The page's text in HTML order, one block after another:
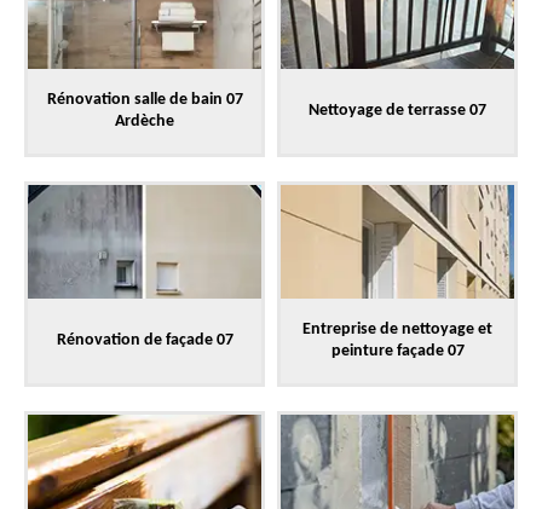
Rénovation salle de bain 07
Ardèche
Nettoyage de terrasse 07
Rénovation de façade 07
Entreprise de nettoyage et
peinture façade 07